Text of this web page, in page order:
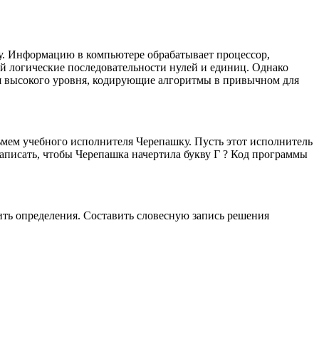
в компьютере обрабатывает процессор,
последовательности нулей и единиц. Однако
высокого уровня, кодирующие алгоритмы в привычном для
учебного исполнителя Черепашку. Пусть этот исполнитель
чтобы Черепашка начертила букву Г ? Код программы
Составить словесную запись решения